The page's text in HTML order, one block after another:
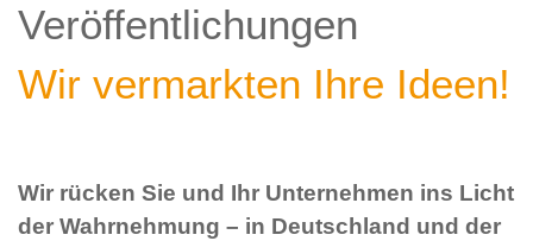
Veröffentlichungen
Wir vermarkten Ihre Ideen!
Wir rücken Sie und Ihr Unternehmen ins Licht
der Wahrnehmung – in Deutschland und der